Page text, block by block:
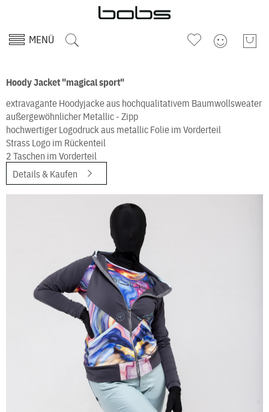
MENÜ
Hoody Jacket "magical sport"
extravagante Hoodyjacke aus hochqualitativem Baumwollsweater
außergewöhnlicher Metallic - Zipp
hochwertiger Logodruck aus metallic Folie im Vorderteil
Strass Logo im Rückenteil
2 Taschen im Vorderteil
Details & Kaufen